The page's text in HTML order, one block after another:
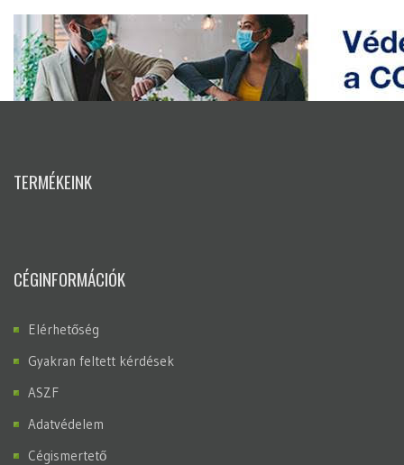
TERMÉKEINK
CÉGINFORMÁCIÓK
Elérhetőség
Gyakran feltett kérdések
ASZF
Adatvédelem
Cégismertető